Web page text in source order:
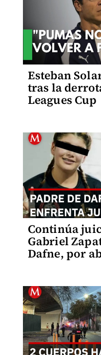
Esteban
tras la
Leagues Cup
Continúa
Gabriel
Dafne, por